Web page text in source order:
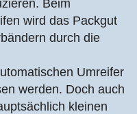
Beim
wird das Packgut
durch die
Umreifer
werden. Doch auch
kleinen